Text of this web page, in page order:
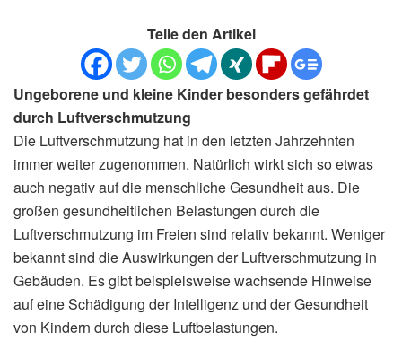
Teile den Artikel
Ungeborene und kleine Kinder besonders gefährdet
durch Luftverschmutzung
Die Luftverschmutzung hat in den letzten Jahrzehnten
immer weiter zugenommen. Natürlich wirkt sich so etwas
auch negativ auf die menschliche Gesundheit aus. Die
großen gesundheitlichen Belastungen durch die
Luftverschmutzung im Freien sind relativ bekannt. Weniger
bekannt sind die Auswirkungen der Luftverschmutzung in
Gebäuden. Es gibt beispielsweise wachsende Hinweise
auf eine Schädigung der Intelligenz und der Gesundheit
von Kindern durch diese Luftbelastungen.